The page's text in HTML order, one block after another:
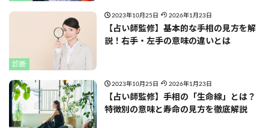
診断
2023年10月25日 2026年1月23日
【占い師監修】基本的な手相の見方を解
説！右手・左手の意味の違いとは
2023年10月25日 2026年1月23日
【占い師監修】手相の「生命線」とは？
特徴別の意味と寿命の見方を徹底解説